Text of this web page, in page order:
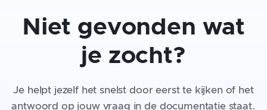
Niet gevonden wat
je zocht?
Je helpt jezelf het snelst door eerst te kijken of het
antwoord op jouw vraag in de documentatie staat.